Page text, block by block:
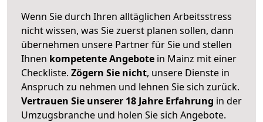
Wenn Sie durch Ihren alltäglichen Arbeitsstress
nicht wissen, was Sie zuerst planen sollen, dann
übernehmen unsere Partner für Sie und stellen
Ihnen kompetente Angebote in Mainz mit einer
Checkliste. Zögern Sie nicht, unsere Dienste in
Anspruch zu nehmen und lehnen Sie sich zurück.
Vertrauen Sie unserer 18 Jahre Erfahrung in der
Umzugsbranche und holen Sie sich Angebote.